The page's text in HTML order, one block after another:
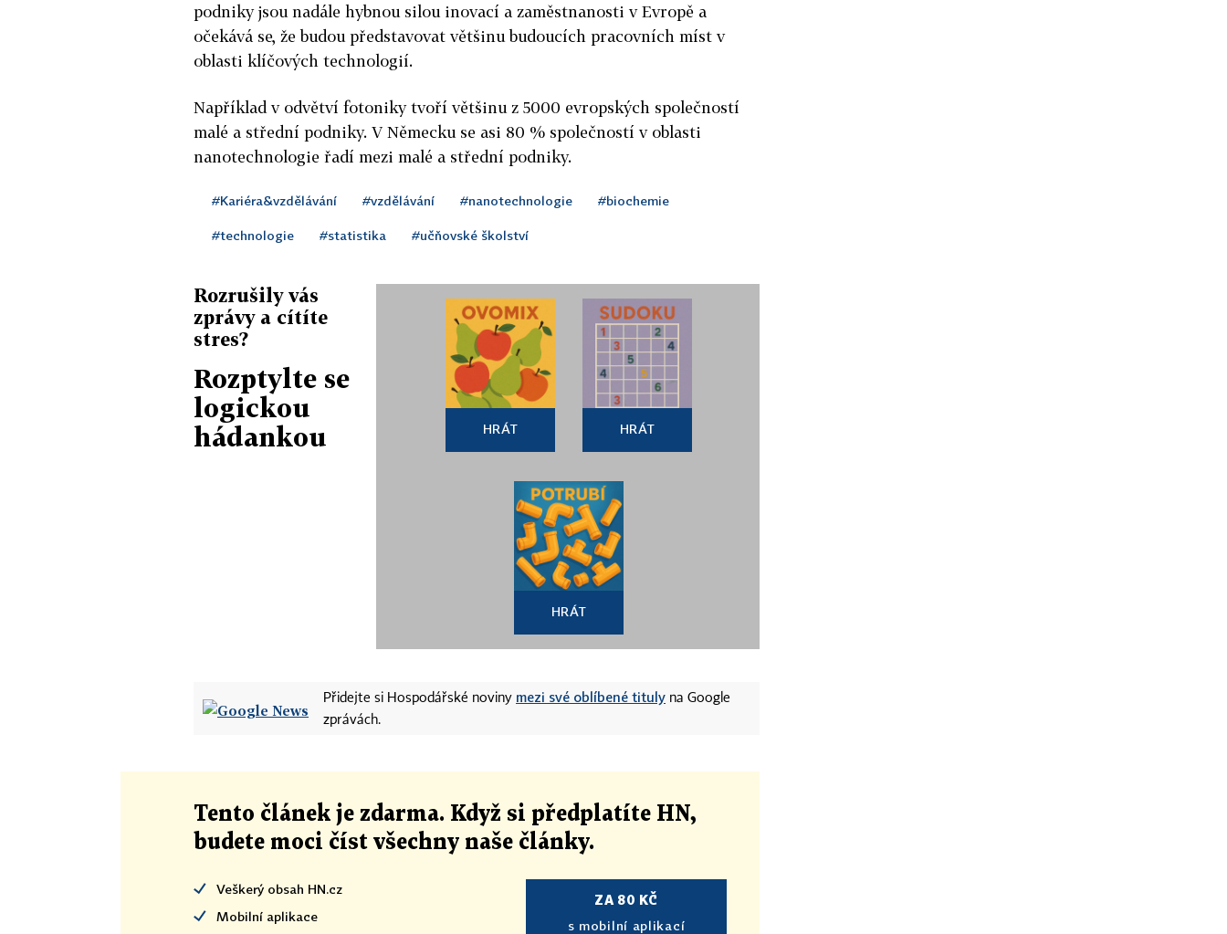
podniky jsou nadále hybnou silou inovací a zaměstnanosti v Evropě a
očekává se, že budou představovat většinu budoucích pracovních míst v
oblasti klíčových technologií.
Například v odvětví fotoniky tvoří většinu z 5000 evropských společností
malé a střední podniky. V Německu se asi 80 % společností v oblasti
nanotechnologie řadí mezi malé a střední podniky.
#Kariéra&vzdělávání #vzdělávání #nanotechnologie #biochemie
#technologie #statistika #učňovské školství
Rozrušily vás
zprávy a cítíte
stres?
Rozptylte se
logickou
hádankou
HRÁT HRÁT
HRÁT
Přidejte si Hospodářské noviny mezi své oblíbené tituly na Google
zprávách.
Tento článek je zdarma. Když si předplatíte HN,
budete moci číst všechny naše články.
Veškerý obsah HN.cz
Mobilní aplikace
ZA 80 KČ
s mobilní aplikací